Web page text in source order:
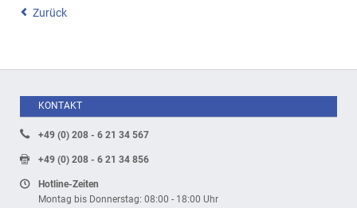
Zurück
KONTAKT
+49 (0) 208 - 6 21 34 567
+49 (0) 208 - 6 21 34 856
Hotline-Zeiten
Montag bis Donnerstag: 08:00 - 18:00 Uhr